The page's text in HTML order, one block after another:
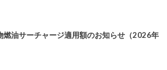
燃油サーチャージ適用額のお知らせ（2026年